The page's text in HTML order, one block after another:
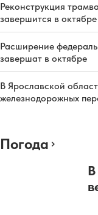
Реконструкция
завершится в октябре
Расширение
завершат в октябре
В Ярославской
железнодорожных
Погода